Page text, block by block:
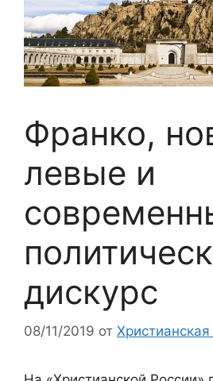
Франко,
левые и
дискурс
08/11/2019 от